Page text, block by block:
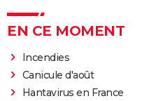
EN CE MOMENT
Incendies
Canicule d'août
Hantavirus en France